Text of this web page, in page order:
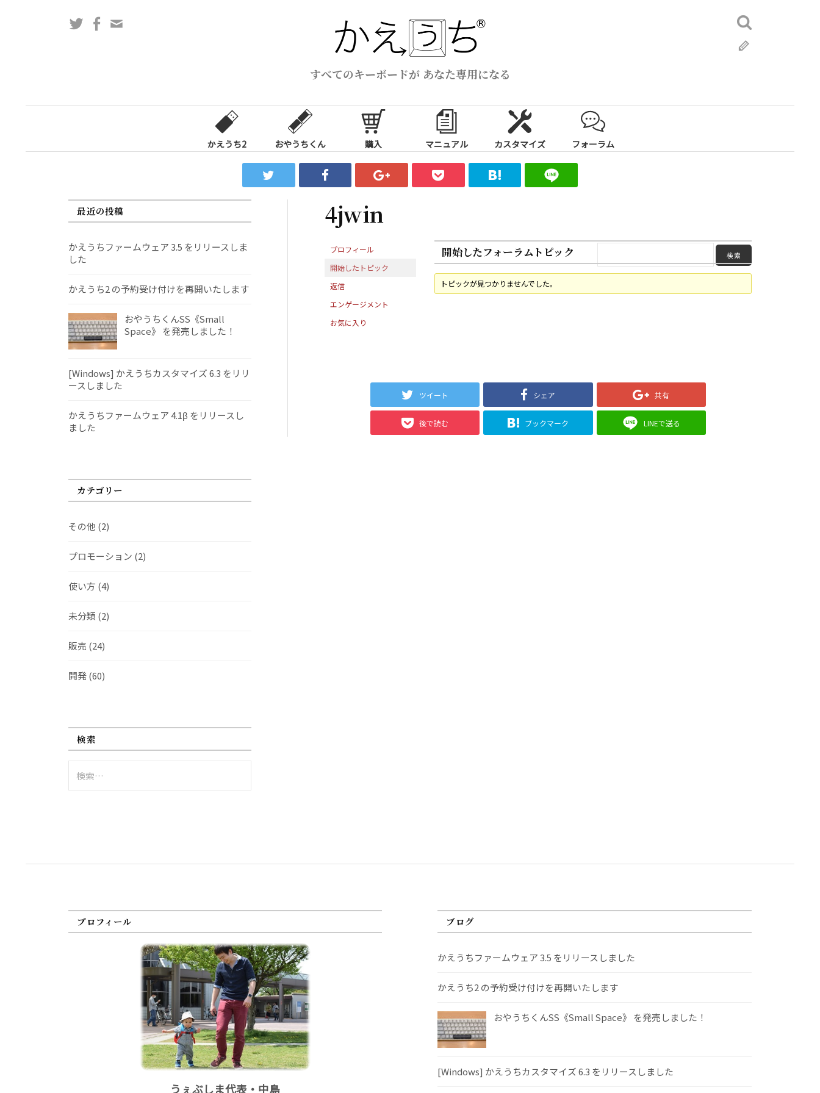
ス
すべてのキーボードが あなた専用になる
TwitterFacebook
検
索:
かえうち2 おやうちくん 購入 マニュアル カスタマイズ フォーラム
4jwin
プロフィール
開始したトピック
返信
エンゲージメント
お気に入り
開始したフォーラムトピック
トピックが見つかりませんでした。
ツイート シェア 共有
後で読む ブックマーク LINEで送る
最近の投稿
かえうちファームウェア 3.5 をリリースしま
した
かえうち2 の予約受け付けを再開いたします
おやうちくんSS《Small
Space》 を発売しました！
[Windows] かえうちカスタマイズ 6.3 をリリ
ースしました
かえうちファームウェア 4.1β をリリースし
ました
カテゴリー
その他 (2)
プロモーション (2)
使い方 (4)
未分類 (2)
販売 (24)
開発(60)
検索
索:
プロフィール
うぇぶしま代表・中島
ブログ
かえうちファームウェア 3.5 をリリースしました
かえうち2 の予約受け付けを再開いたします
おやうちくんSS《Small Space》 を発売しました！
[Windows] かえうちカスタマイズ 6.3 をリリースしました